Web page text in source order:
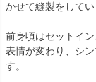
かせて縫製をしてい
前身頃はセットイ
表情が変わり、シ
す。